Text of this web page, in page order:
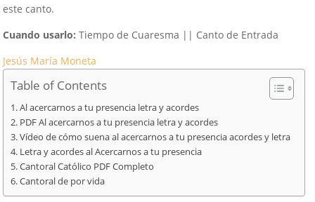
este canto.
Cuando usarlo: Tiempo de Cuaresma || Canto de Entrada
Jesús María Moneta
Table of Contents
Al acercarnos a tu presencia letra y acordes
PDF Al acercarnos a tu presencia letra y acordes
Vídeo de cómo suena al acercarnos a tu presencia acordes y letra
Letra y acordes al Acercarnos a tu presencia
Cantoral Católico PDF Completo
Cantoral de por vida